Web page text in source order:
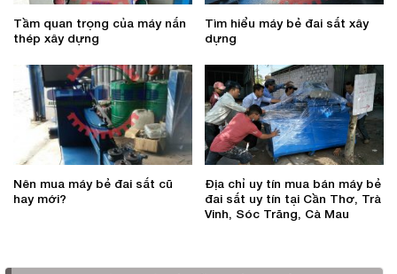
Tầm quan trọng của máy nắn
thép xây dựng
Tìm hiểu máy bẻ đai sắt xây
dựng
Nên mua máy bẻ đai sắt cũ
hay mới?
Địa chỉ uy tín mua bán máy bẻ
đai sắt uy tín tại Cần Thơ, Trà
Vinh, Sóc Trăng, Cà Mau